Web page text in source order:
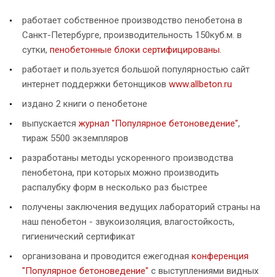
работает собственное производство пенобетона в
Санкт-Петербурге, производительность 150куб.м. в
сутки, пенобетонные блоки сертифицированы.
работает и пользуется большой популярностью сайт
интернет поддержки бетонщиков www.allbeton.ru
издано 2 книги о пенобетоне
выпускается журнал "Популярное бетоноведение",
тираж 5500 экземпляров
разработаны методы ускоренного производства
пенобетона, при которых можно производить
распалубку форм в несколько раз быстрее
получены заключения ведущих лабораторий страны на
наш пенобетон - звукоизоляция, влагостойкость,
гигиенический сертификат
организована и проводится ежегодная конференция
"Популярное бетоноведение" с выступлениями видных